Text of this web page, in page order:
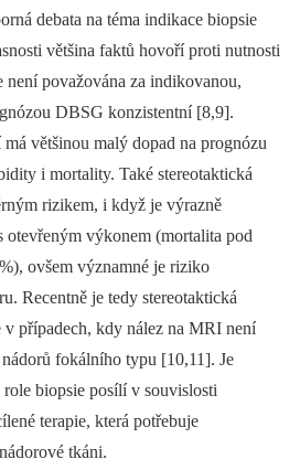
debata na téma indikace biopsie
většina faktů hovoří proti nutnosti
není považována za indikovanou,
DBSG konzistentní [8,9].
většinou malý dopad na prognózu
i mortality. Také stereotaktická
rizikem, i když je výrazně
otevřeným výkonem (mortalita pod
ovšem významné je riziko
Recentně je tedy stereotaktická
případech, kdy nález na MRI není
fokálního typu [10,11]. Je
biopsie posílí v souvislosti
terapie, která potřebuje
tkáni.